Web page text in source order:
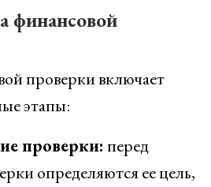
финансовой
проверки включает
этапы:
проверки: перед
определяются ее цель,